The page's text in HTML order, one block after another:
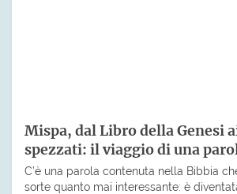
Mispa, dal Libro della Genesi
spezzati: il viaggio di una
C’è una parola contenuta nella Bibbia
sorte quanto mai interessante: è